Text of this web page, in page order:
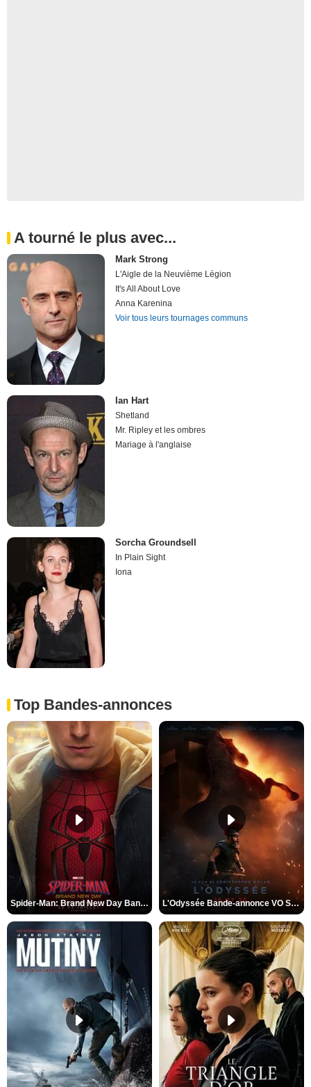
A tourné le plus avec...
Mark Strong
L'Aigle de la Neuvième Légion
It's All About Love
Anna Karenina
Voir tous leurs tournages communs
Ian Hart
Shetland
Mr. Ripley et les ombres
Mariage à l'anglaise
Sorcha Groundsell
In Plain Sight
Iona
Top Bandes-annonces
Spider-Man: Brand New Day Bande-annonce VO STFR L'Odyssée Bande-annonce VO STFR